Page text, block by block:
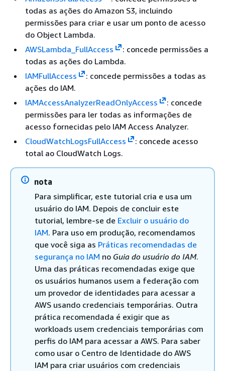
todas as ações do Amazon S3, incluindo
permissões para criar e usar um ponto de acesso
do Object Lambda.
AWSLambda_FullAccess
: concede permissões a
todas as ações do Lambda.
IAMFullAccess
: concede permissões a todas as
ações do IAM.
IAMAccessAnalyzerReadOnlyAccess
: concede
permissões para ler todas as informações de
acesso fornecidas pelo IAM Access Analyzer.
CloudWatchLogsFullAccess
: concede acesso
total ao CloudWatch Logs.
nota
Para simplificar, este tutorial cria e usa um
usuário do IAM. Depois de concluir este
tutorial, lembre-se de Excluir o usuário do
IAM. Para uso em produção, recomendamos
que você siga as Práticas recomendadas de
segurança no IAM no Guia do usuário do IAM.
Uma das práticas recomendadas exige que
os usuários humanos usem a federação com
um provedor de identidades para acessar a
AWS usando credenciais temporárias. Outra
prática recomendada é exigir que as
workloads usem credenciais temporárias com
perfis do IAM para acessar a AWS. Para saber
como usar o Centro de Identidade do AWS
IAM para criar usuários com credenciais